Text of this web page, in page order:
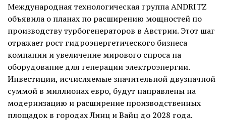
Международная технологическая группа ANDRITZ
объявила о планах по расширению мощностей по
производству турбогенераторов в Австрии. Этот шаг
отражает рост гидроэнергетического бизнеса
компании и увеличение мирового спроса на
оборудование для генерации электроэнергии.
Инвестиции, исчисляемые значительной двузначной
суммой в миллионах евро, будут направлены на
модернизацию и расширение производственных
площадок в городах Линц и Вайц до 2028 года.